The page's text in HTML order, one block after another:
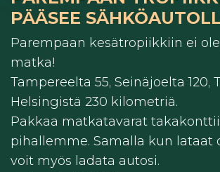
PÄÄSEE
Parempaan kesätropiikkiin ei
matka!
Tampereelta 55, Seinäjoelta 120,
Helsingistä 230 kilometriä.
Pakkaa matkatavarat
pihallemme. Samalla kun lataat
voit myös ladata autosi.